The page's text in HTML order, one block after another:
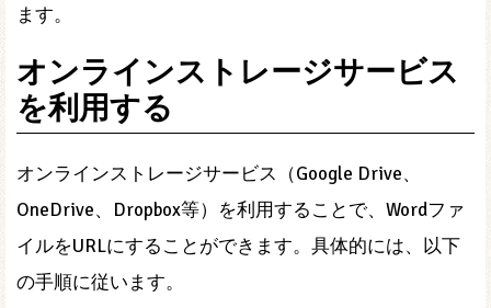
ます。
オンラインストレージサービス
を利用する
オンラインストレージサービス（Google Drive、
OneDrive、Dropbox等）を利用することで、Wordファ
イルをURLにすることができます。具体的には、以下
の手順に従います。